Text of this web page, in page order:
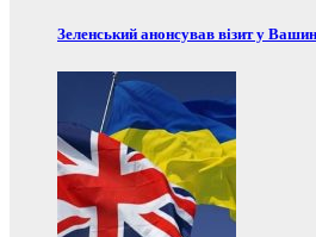
Зеленський анонсував візит у